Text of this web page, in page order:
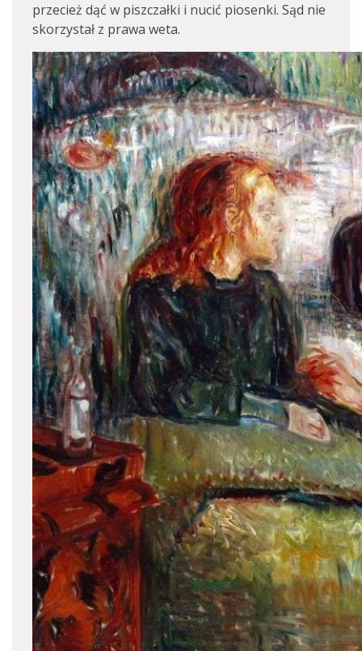
przecież dąć w piszczałki i nucić piosenki. Sąd nie
skorzystał z prawa weta.